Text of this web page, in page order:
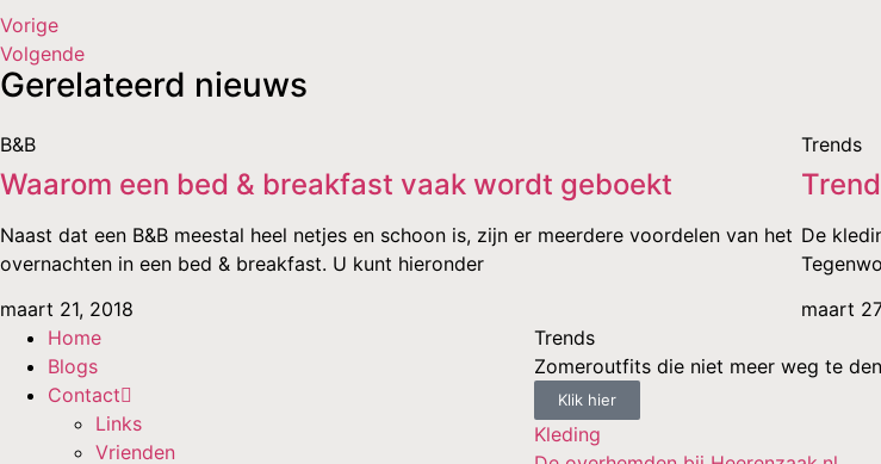
Vorige
Volgende
Gerelateerd nieuws
B&B
Waarom een bed & breakfast vaak wordt geboekt
Naast dat een B&B meestal heel netjes en schoon is, zijn er meerdere voordelen van het
overnachten in een bed & breakfast. U kunt hieronder
maart 21, 2018
Trends
De
maart
Home
Blogs
Contact
Links
Vrienden
Trends
Zomeroutfits die niet meer weg te
Klik hier
Kleding